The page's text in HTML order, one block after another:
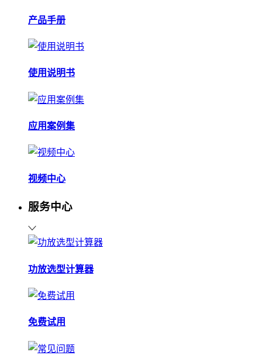
产品手册
使用说明书
应用案例集
视频中心
服务中心
功放选型计算器
免费试用